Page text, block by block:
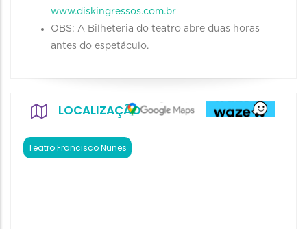
www.diskingressos.com.br
OBS: A Bilheteria do teatro abre duas horas
antes do espetáculo.
LOCALIZAÇÃO
Teatro Francisco Nunes